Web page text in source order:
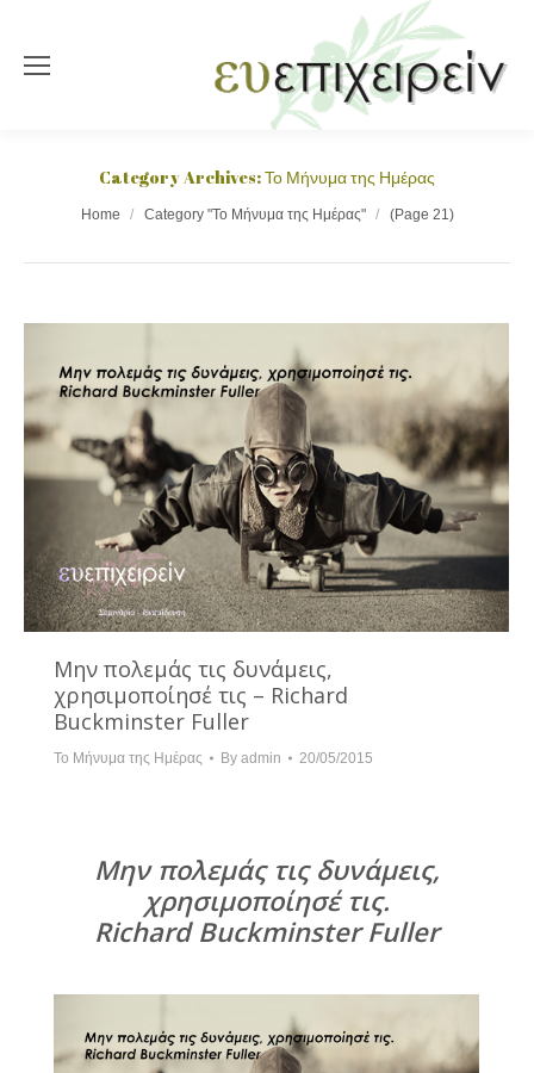
Category Archives:Το Μήνυμα της Ημέρας
You are here:
Home Category "Το Μήνυμα της Ημέρας" (Page 21)
Μην πολεμάς τις δυνάμεις,
χρησιμοποίησέ τις – Richard
Buckminster Fuller
Το Μήνυμα της Ημέρας By admin 20/05/2015
Μην πολεμάς τις δυνάμεις,
χρησιμοποίησέ τις.
Richard Buckminster Fuller